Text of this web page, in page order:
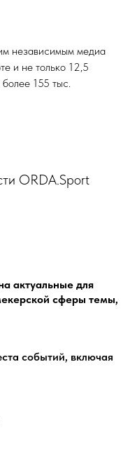
независимым медиа
и не только 12,5
155 тыс.
ORDA.Sport
актуальные для
сферы темы,
событий, включая